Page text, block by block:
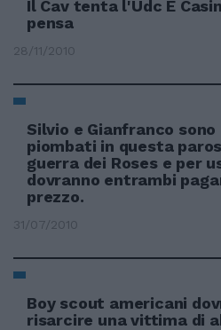
Il Cav tenta l'Udc E
pensa
28/11/2010
Silvio e Gianfranco sono
piombati in questa
guerra dei Roses e per
dovranno entrambi
prezzo.
31/07/2010
Boy scout americani
risarcire una vittima di